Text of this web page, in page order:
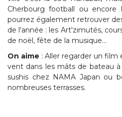
Cherbourg football ou encore
pourrez également retrouver
de l'année : les Art'zimutés,
de noël, fête de la musique...
On aime : Aller regarder un film
vent dans les mâts de bateau
sushis chez NAMA Japan ou
nombreuses terrasses.